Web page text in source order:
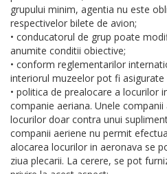
grupului minim, agentia nu este
respectivelor bilete de avion;
• conducatorul de grup poate
anumite conditii obiective;
• conform reglementarilor
interiorul muzeelor pot fi asigurate
• politica de prealocare a locurilor
companie aeriana. Unele
locurilor doar contra unui
companii aeriene nu permit
alocarea locurilor in aeronava se
ziua plecarii. La cerere, se pot